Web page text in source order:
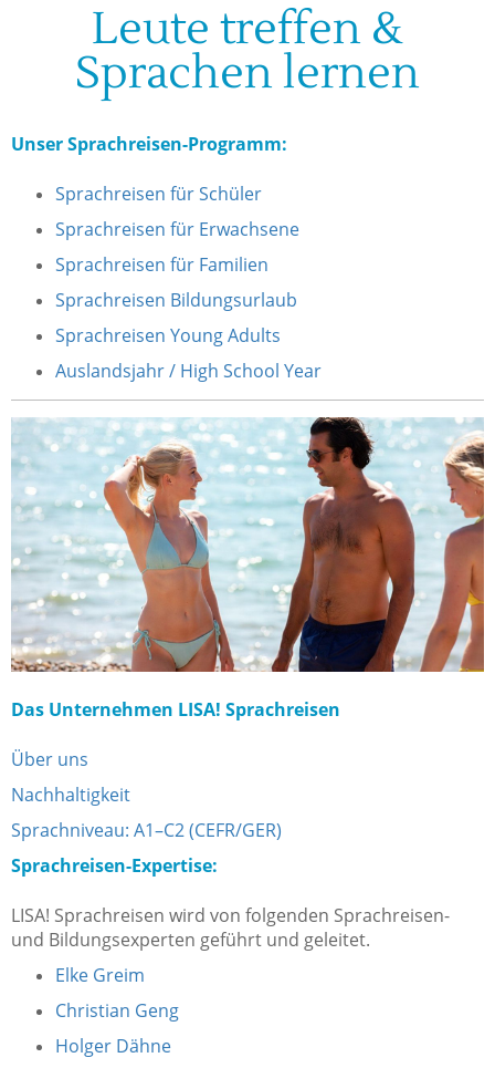
Leute treffen &
Sprachen lernen
Unser Sprachreisen-Programm:
Sprachreisen für Schüler
Sprachreisen für Erwachsene
Sprachreisen für Familien
Sprachreisen Bildungsurlaub
Sprachreisen Young Adults
Auslandsjahr / High School Year
Das Unternehmen LISA! Sprachreisen
Über uns
Nachhaltigkeit
Sprachniveau: A1–C2 (CEFR/GER)
Sprachreisen-Expertise:
LISA! Sprachreisen wird von folgenden Sprachreisen-
und Bildungsexperten geführt und geleitet.
Elke Greim
Christian Geng
Holger Dähne